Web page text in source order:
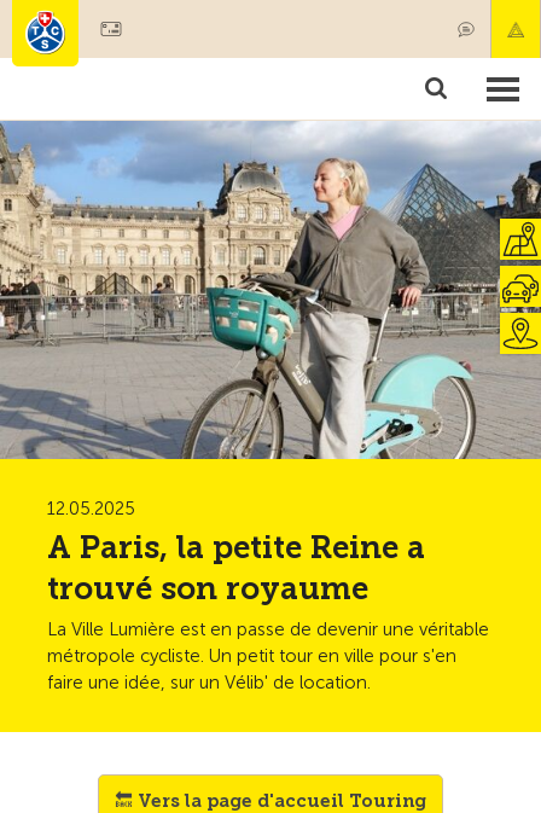
Membres & prestations
Tests, sécurité & santé
12.05.2025
A Paris, la petite Reine a
trouvé son royaume
La Ville Lumière est en passe de devenir une véritable
métropole cycliste. Un petit tour en ville pour s'en
faire une idée, sur un Vélib' de location.
🔙 Vers la page d'accueil Touring